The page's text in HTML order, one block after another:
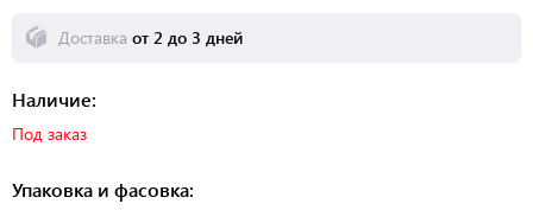
Наличие:
Под заказ
Упаковка и фасовка:
Доставка от 2 до 3 дней